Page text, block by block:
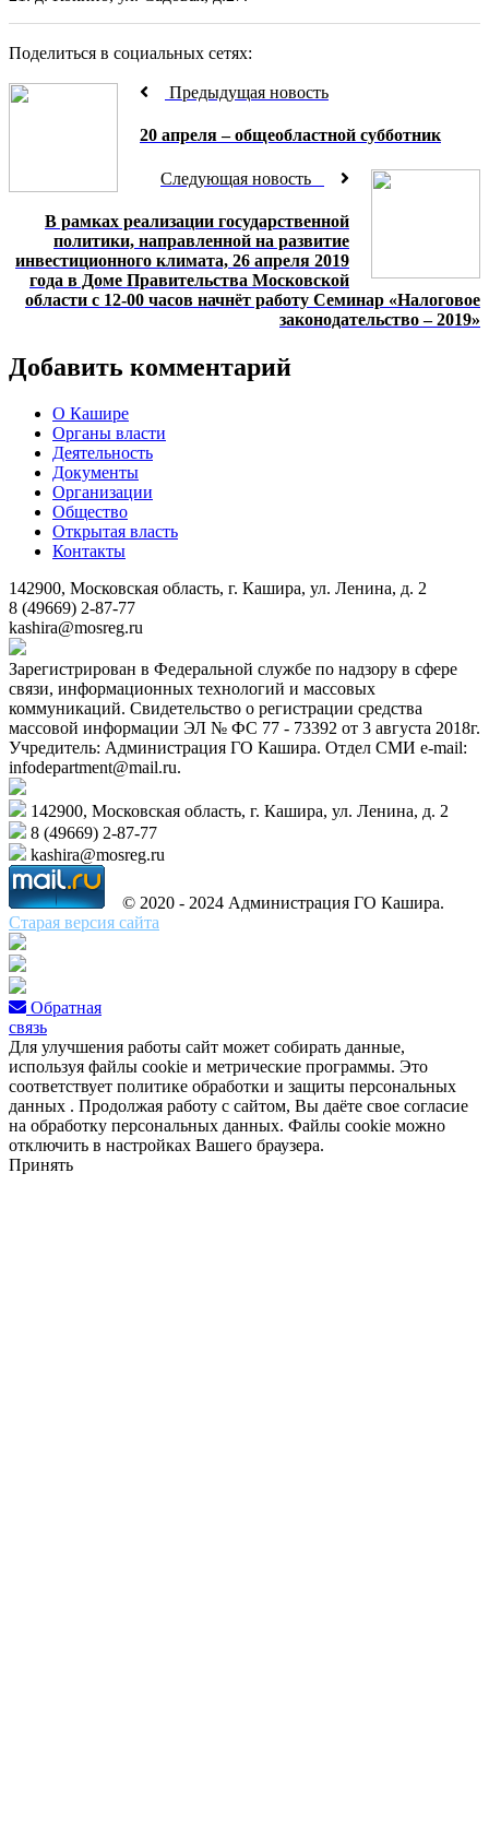
Поделиться в социальных сетях:
Предыдущая новость
20 апреля – общеобластной субботник
Следующая новость
В рамках реализации государственной
политики, направленной на развитие
инвестиционного климата, 26 апреля 2019
года в Доме Правительства Московской
области с 12-00 часов начнёт работу Семинар «Налоговое
законодательство – 2019»
Добавить комментарий
О Кашире
Органы власти
Деятельность
Документы
Организации
Общество
Открытая власть
Контакты
142900, Московская область, г. Кашира, ул. Ленина, д. 2
8 (49669) 2-87-77
kashira@mosreg.ru
Зарегистрирован в Федеральной службе по надзору в сфере
связи, информационных технологий и массовых
коммуникаций. Свидетельство о регистрации средства
массовой информации ЭЛ № ФС 77 - 73392 от 3 августа 2018г.
Учредитель: Администрация ГО Кашира. Отдел СМИ e-mail:
infodepartment@mail.ru.
142900, Московская область, г. Кашира, ул. Ленина, д. 2
8 (49669) 2-87-77
kashira@mosreg.ru
© 2020 - 2024 Администрация ГО Кашира.
Старая версия сайта
Обратная
связь
Для улучшения работы сайт может собирать данные,
используя файлы cookie и метрические программы. Это
соответствует политике обработки и защиты персональных
данных . Продолжая работу с сайтом, Вы даёте свое согласие
на обработку персональных данных. Файлы cookie можно
отключить в настройках Вашего браузера.
Принять